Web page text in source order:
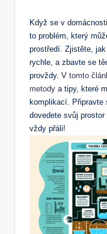
Když se v
to problém, který
prostředí. Zjistěte,
rychle, a zbavte se
provždy. V tomto
metody a tipy, které
komplikací. Připravte
dovedete svůj
vždy přáli!